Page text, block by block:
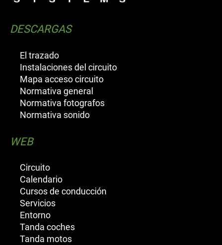
DESCARGAS
El trazado
Instalaciones del circuito
Mapa acceso circuito
Normativa general
Normativa fotografos
Normativa sonido
WEB
Circuito
Calendario
Cursos de conducción
Servicios
Entorno
Tanda coches
Tanda motos